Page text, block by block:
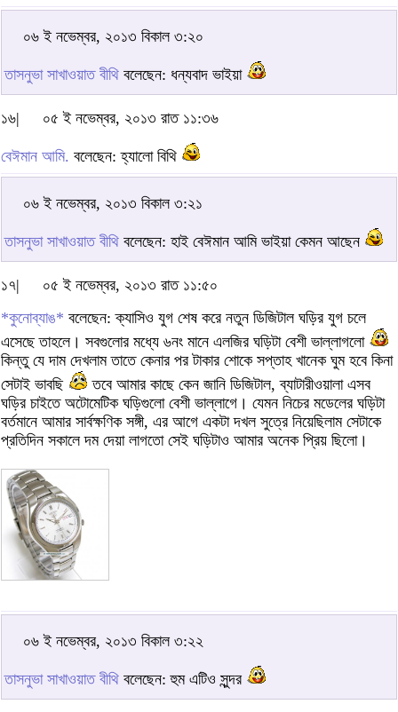
০৬ ই নভেম্বর, ২০১৩ বিকাল ৩:২০
তাসনুভা সাখাওয়াত বীথি বলেছেন: ধন্যবাদ ভাইয়া
১৬| ০৫ ই নভেম্বর, ২০১৩ রাত ১১:৩৬
বেঈমান আমি. বলেছেন: হ্যালো বিথি
০৬ ই নভেম্বর, ২০১৩ বিকাল ৩:২১
তাসনুভা সাখাওয়াত বীথি বলেছেন: হাই বেঈমান আমি ভাইয়া কেমন আছেন
১৭|
০৫ ই নভেম্বর, ২০১৩ রাত ১১:৫০
*কুনোব্যাঙ* বলেছেন: ক্যাসিও যুগ শেষ করে নতুন ডিজিটাল ঘড়ির যুগ চলে
এসেছে তাহলে। সবগুলোর মধ্যে ৬নং মানে এলজির ঘড়িটা বেশী ভাল্লাগলো
কিন্তু যে দাম দেখলাম তাতে কেনার পর টাকার শোকে সপ্তাহ খানেক ঘুম হবে কিনা
সেটাই ভাবছি
তবে আমার কাছে কেন জানি ডিজিটাল, ব্যাটারীওয়ালা এসব
ঘড়ির চাইতে অটোমেটিক ঘড়িগুলো বেশী ভাল্লাগে। যেমন নিচের মডেলের ঘড়িটা
বর্তমানে আমার সার্বক্ষণিক সঙ্গী, এর আগে একটা দখল সুত্রে নিয়েছিলাম সেটাকে
প্রতিদিন সকালে দম দেয়া লাগতো সেই ঘড়িটাও আমার অনেক প্রিয় ছিলো।
০৬ ই নভেম্বর, ২০১৩ বিকাল ৩:২২
তাসনুভা সাখাওয়াত বীথি বলেছেন: হুম এটিও সুন্দর